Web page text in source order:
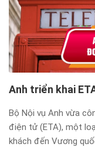
Anh triển khai
Bộ Nội vụ Anh vừa
điện tử (ETA), một
khách đến Vương